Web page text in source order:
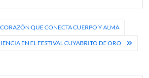
QUE CONECTA CUERPO Y ALMA
EN EL FESTIVAL CUYABRITO DE ORO